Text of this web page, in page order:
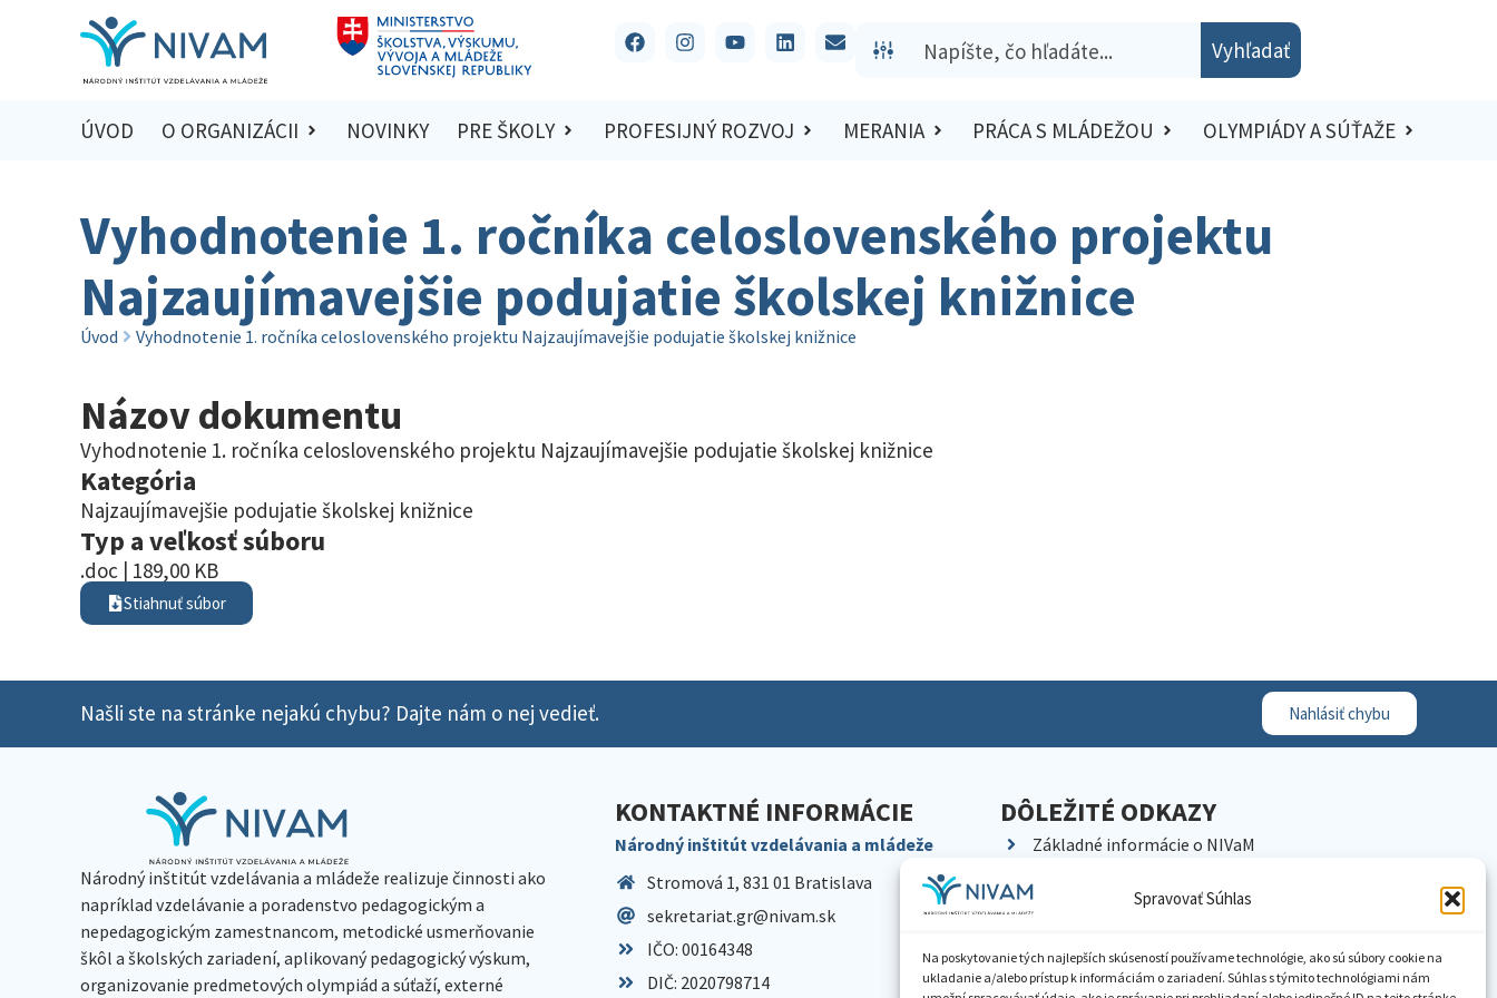
Spravovať Súhlas
Na poskytovanie tých najlepších skúseností používame technológie, ako sú súbory cookie na
ukladanie a/alebo prístup k informáciám o zariadení. Súhlas s týmito technológiami nám
Vyhľadať
ÚVOD O ORGANIZÁCII NOVINKY PRE ŠKOLY PROFESIJNÝ ROZVOJ MERANIA PRÁCA S MLÁDEŽOU OLYMPIÁDY A SÚŤAŽE
Vyhodnotenie 1. ročníka celoslovenského projektu
Najzaujímavejšie podujatie školskej knižnice
Úvod Vyhodnotenie 1. ročníka celoslovenského projektu Najzaujímavejšie podujatie školskej knižnice
Názov dokumentu
Vyhodnotenie 1. ročníka celoslovenského projektu Najzaujímavejšie podujatie školskej knižnice
Kategória
Najzaujímavejšie podujatie školskej knižnice
Typ a veľkosť súboru
.doc | 189,00 KB
Stiahnuť súbor
Našli ste na stránke nejakú chybu? Dajte nám o nej vedieť. Nahlásiť chybu
Národný inštitút vzdelávania a mládeže realizuje činnosti ako
napríklad vzdelávanie a poradenstvo pedagogickým a
nepedagogickým zamestnancom, metodické usmerňovanie
škôl a školských zariadení, aplikovaný pedagogický výskum,
organizovanie predmetových olympiád a súťaží, externé
KONTAKTNÉ INFORMÁCIE
Národný inštitút vzdelávania a mládeže
Stromová 1, 831 01 Bratislava
sekretariat.gr@nivam.sk
IČO: 00164348
DIČ: 2020798714
DÔLEŽITÉ ODKAZY
Základné informácie o NIVaM
Kariéra
Pracoviská NIVaM